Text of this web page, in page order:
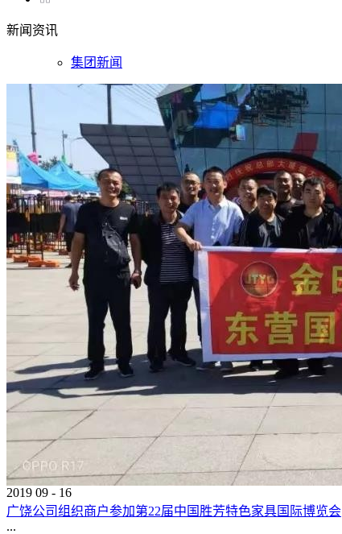
新闻 资讯
集团新闻
2019 09 - 16
广饶公司组织商户参加第22届中国胜芳特色家具国际博览会
...